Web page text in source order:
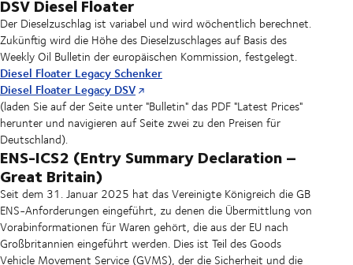
DSV Diesel Floater
Der Dieselzuschlag ist variabel und wird wöchentlich berechnet.
Zukünftig wird die Höhe des Dieselzuschlages auf Basis des
Weekly Oil Bulletin der europäischen Kommission, festgelegt.
Diesel Floater Legacy Schenker
Diesel Floater Legacy DSV
(laden Sie auf der Seite unter "Bulletin" das PDF "Latest Prices"
herunter und navigieren auf Seite zwei zu den Preisen für
Deutschland).
ENS-ICS2 (Entry Summary Declaration –
Great Britain)
Seit dem 31. Januar 2025 hat das Vereinigte Königreich die GB
ENS-Anforderungen eingeführt, zu denen die Übermittlung von
Vorabinformationen für Waren gehört, die aus der EU nach
Großbritannien eingeführt werden. Dies ist Teil des Goods
Vehicle Movement Service (GVMS), der die Sicherheit und die